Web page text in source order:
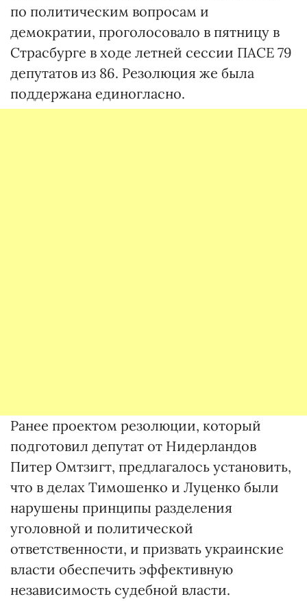
по политическим вопросам и
демократии, проголосовало в пятницу в
Страсбурге в ходе летней сессии ПАСЕ 79
депутатов из 86. Резолюция же была
поддержана единогласно.
Ранее проектом резолюции, который
подготовил депутат от Нидерландов
Питер Омтзигт, предлагалось установить,
что в делах Тимошенко и Луценко были
нарушены принципы разделения
уголовной и политической
ответственности, и призвать украинские
власти обеспечить эффективную
независимость судебной власти.